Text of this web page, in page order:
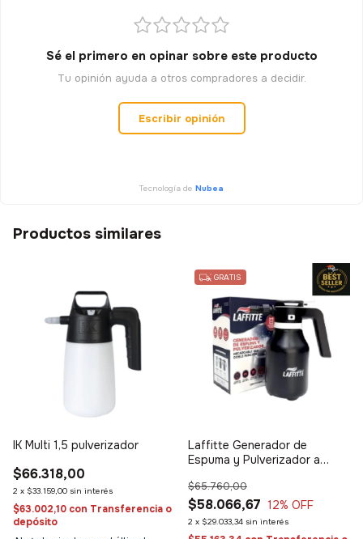
Sé el primero en opinar sobre este producto
Tu opinión ayuda a otros compradores a decidir.
Escribir opinión
Tecnología de Nubea
Productos similares
IK Multi 1,5 pulverizador
$66.318,00
2 x $33.159,00 sin interés
$63.002,10 con Transferencia o
depósito
GRATIS
Laffitte Generador de
Espuma y Pulverizador a
$58.066,67
$65.760,00
12% OFF
2 x $29.033,34 sin interés